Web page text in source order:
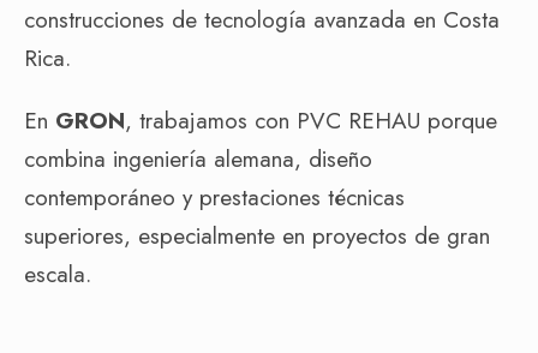
construcciones de tecnología avanzada en Costa
Rica.
En GRON, trabajamos con PVC REHAU porque
combina ingeniería alemana, diseño
contemporáneo y prestaciones técnicas
superiores, especialmente en proyectos de gran
escala.